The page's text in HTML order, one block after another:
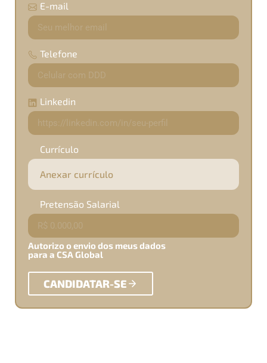
E-mail
Telefone
Linkedin
Currículo
Pretensão Salarial
Autorizo o envio dos meus dados
para a CSA Global
CANDIDATAR-SE